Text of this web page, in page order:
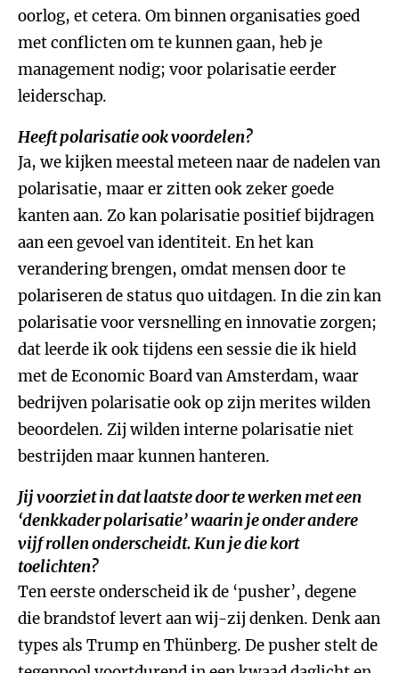
oorlog, et cetera. Om binnen organisaties goed
met conflicten om te kunnen gaan, heb je
management nodig; voor polarisatie eerder
leiderschap.
Heeft polarisatie ook voordelen?
Ja, we kijken meestal meteen naar de nadelen van
polarisatie, maar er zitten ook zeker goede
kanten aan. Zo kan polarisatie positief bijdragen
aan een gevoel van identiteit. En het kan
verandering brengen, omdat mensen door te
polariseren de status quo uitdagen. In die zin kan
polarisatie voor versnelling en innovatie zorgen;
dat leerde ik ook tijdens een sessie die ik hield
met de Economic Board van Amsterdam, waar
bedrijven polarisatie ook op zijn merites wilden
beoordelen. Zij wilden interne polarisatie niet
bestrijden maar kunnen hanteren.
Jij voorziet in dat laatste door te werken met een
‘denkkader polarisatie’ waarin je onder andere
vijf rollen onderscheidt. Kun je die kort
toelichten?
Ten eerste onderscheid ik de ‘pusher’, degene
die brandstof levert aan wij-zij denken. Denk aan
types als Trump en Thünberg. De pusher stelt de